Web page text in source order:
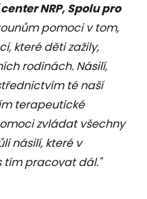
NRP, Spolu pro
pomoci v tom,
které děti zažily,
rodinách. Násilí,
té naší
terapeutické
zvládat všechny
násilí, které v
tím pracovat dál."